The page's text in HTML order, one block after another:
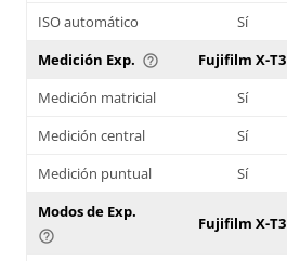
ISO automático Sí
Medición Exp. help_outline Fujifilm X-T3
Medición matricial
Sí
Medición central
Sí
Medición puntual
Sí
Modos de Exp.
help_outline
Fujifilm X-T3